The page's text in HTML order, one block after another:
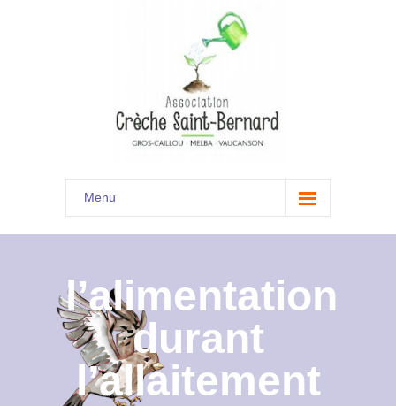
Menu
Accueil
Présentation
Documents
Les menus à venir
l’alimentation
durant
l’allaitement